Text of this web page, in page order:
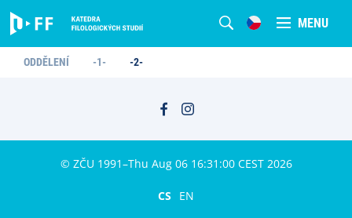
MENU
ODDĚLENÍ -1- -2-
© ZČU 1991–Thu Aug 06 16:31:00 CEST 2026
CS EN